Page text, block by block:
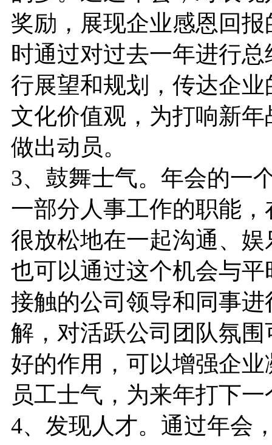
奖励，展现企业感恩回
时通过对过去一年进行
行展望和规划，传达企
文化价值观，为打响新
做出动员。
3、鼓舞士气。年会的一
一部分人事工作的职能
很放松地在一起沟通、
也可以通过这个机会与
接触的公司领导和同事
解，对活跃公司团队氛
好的作用，可以增强企
员工士气，为来年打下
4、发现人才。通过年会